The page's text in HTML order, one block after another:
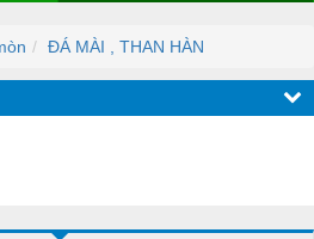
ĐÁ MÀI , THAN HÀN